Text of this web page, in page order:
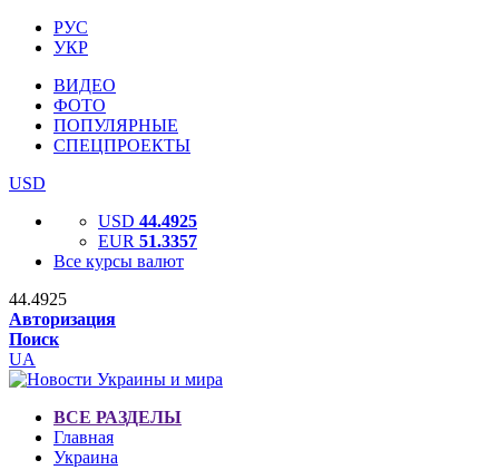
РУС
УКР
ВИДЕО
ФОТО
ПОПУЛЯРНЫЕ
СПЕЦПРОЕКТЫ
USD
USD 44.4925
EUR 51.3357
Все курсы валют
44.4925
Авторизация
Поиск
UA
ВСЕ РАЗДЕЛЫ
Главная
Украина